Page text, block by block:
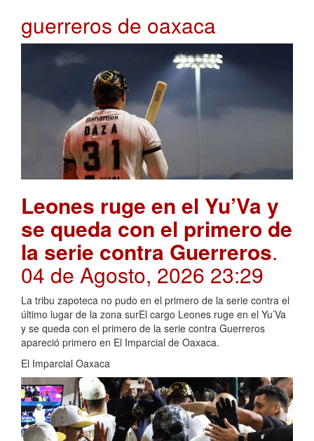
guerreros de oaxaca
Leones ruge en el Yu’Va y
se queda con el primero de
la serie contra Guerreros.
04 de Agosto, 2026 23:29
La tribu zapoteca no pudo en el primero de la serie contra el
último lugar de la zona surEl cargo Leones ruge en el Yu’Va
y se queda con el primero de la serie contra Guerreros
apareció primero en El Imparcial de Oaxaca.
El Imparcial Oaxaca